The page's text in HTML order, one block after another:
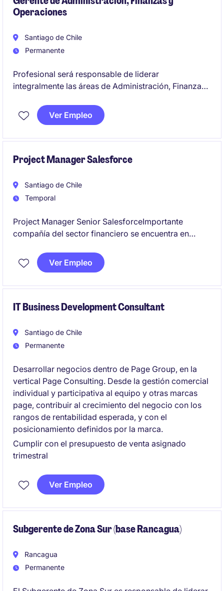
Operaciones
Santiago de Chile
Permanente
Profesional será responsable de liderar
integralmente las áreas de Administración, Finanzas,
Cobranza, Gestión de Inventarios, Operaciones,
Logística y procesos administrativos de las distintas
Ver Empleo
Project Manager Salesforce
Santiago de Chile
Temporal
Project Manager Senior SalesforceImportante
compañía del sector financiero se encuentra en
liderar un proyecto estratégico de implementación
de Salesforce CRM.
implementación de Salesforce, asegurando el
coordinando equipos internos, áreas de negocio y
proveedores tecnológicos.
Ver Empleo
IT Business Development Consultant
Santiago de Chile
Permanente
Desarrollar negocios dentro de Page Group, en la
vertical Page Consulting. Desde la gestión comercial
individual y participativa al equipo y otras marcas
page, contribuir al crecimiento del negocio con los
rangos de rentabilidad esperada, y con el
posicionamiento definidos por la marca.
Cumplir con el presupuesto de venta asignado
trimestral
Ver Empleo
Subgerente de Zona Sur (base Rancagua)
Rancagua
Permanente